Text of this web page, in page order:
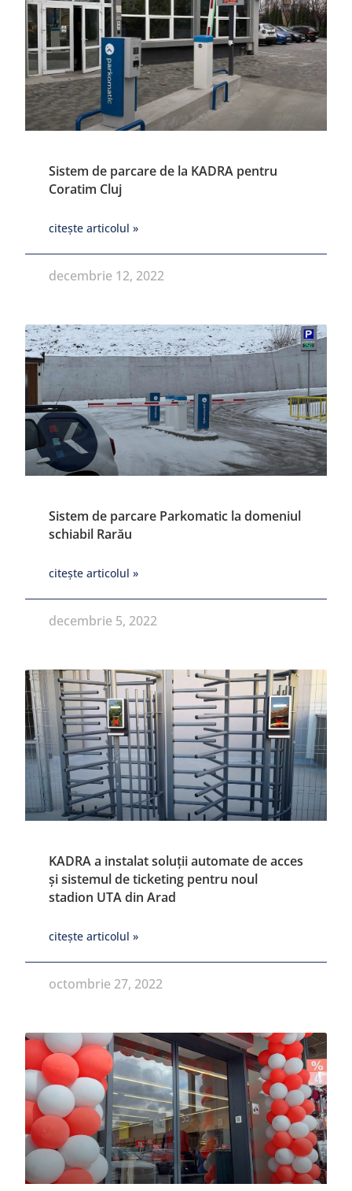
Sistem de parcare de la KADRA pentru
Coratim Cluj
citește articolul »
decembrie 12, 2022
Sistem de parcare Parkomatic la domeniul
schiabil Rarău
citește articolul »
decembrie 5, 2022
KADRA a instalat soluții automate de acces
și sistemul de ticketing pentru noul
stadion UTA din Arad
citește articolul »
octombrie 27, 2022